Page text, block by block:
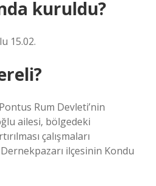
kuruldu?
15.02.
Rum Devleti’nin
ailesi, bölgedeki
çalışmaları
ilçesinin Kondu